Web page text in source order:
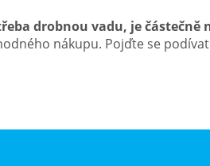
drobnou vadu, je
nákupu. Pojďte se